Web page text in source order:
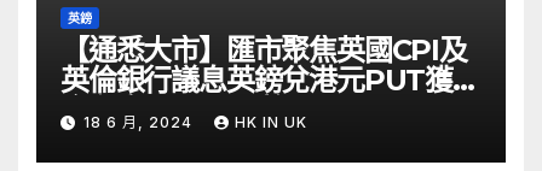
英鎊
【通悉大市】匯市聚焦英國CPI及
英倫銀行議息英鎊兌港元PUT獲資
金留意 – Now 財經
18 6 月, 2024 HK IN UK